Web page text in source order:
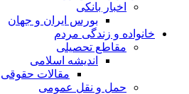
اخبار بانکی
بورس ایران و جهان
خانواده و زندگی مردم
مقاطع تحصیلی
اندیشه اسلامی
مقالات حقوقی
حمل و نقل عمومی